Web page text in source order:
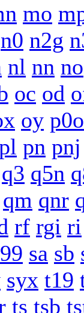
mo
n0 n2g
nl nn no
oc od
oy p0o
pn pnj
q3 q5n
qm qnr
rf rgi ri
sa sb
syx t19
ts tsb